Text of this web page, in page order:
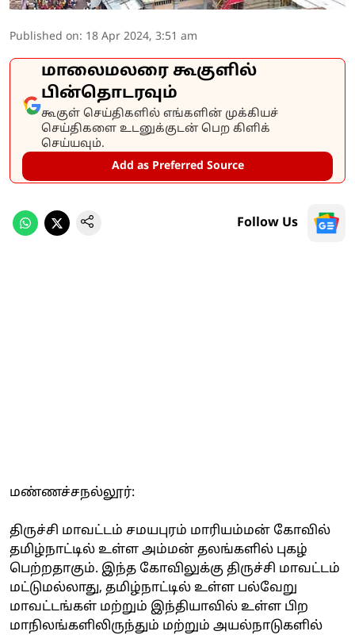
Published on: 18 Apr 2024, 3:51 am
மாலைமலரை கூகுளில்
பின்தொடரவும்
கூகுள் செய்திகளில் எங்களின் முக்கியச்
செய்திகளை உடனுக்குடன் பெற கிளிக்
செய்யவும்.
Add as Preferred Source
Follow Us
மண்ணச்சநல்லூர்:
திருச்சி மாவட்டம் சமயபுரம் மாரியம்மன் கோவில்
தமிழ்நாட்டில் உள்ள அம்மன் தலங்களில் புகழ்
பெற்றதாகும். இந்த கோவிலுக்கு திருச்சி மாவட்டம்
மட்டுமல்லாது, தமிழ்நாட்டில் உள்ள பல்வேறு
மாவட்டங்கள் மற்றும் இந்தியாவில் உள்ள பிற
மாநிலங்களிலிருந்தும் மற்றும் அயல்நாடுகளில்